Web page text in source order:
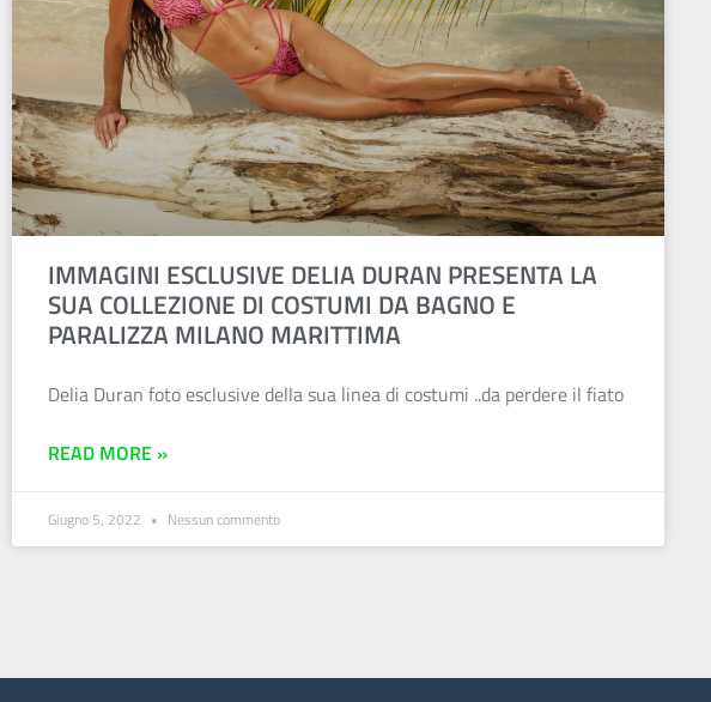
IMMAGINI ESCLUSIVE DELIA DURAN PRESENTA LA
SUA COLLEZIONE DI COSTUMI DA BAGNO E
PARALIZZA MILANO MARITTIMA
Delia Duran foto esclusive della sua linea di costumi ..da perdere il fiato
READ MORE »
Giugno 5, 2022 Nessun commento